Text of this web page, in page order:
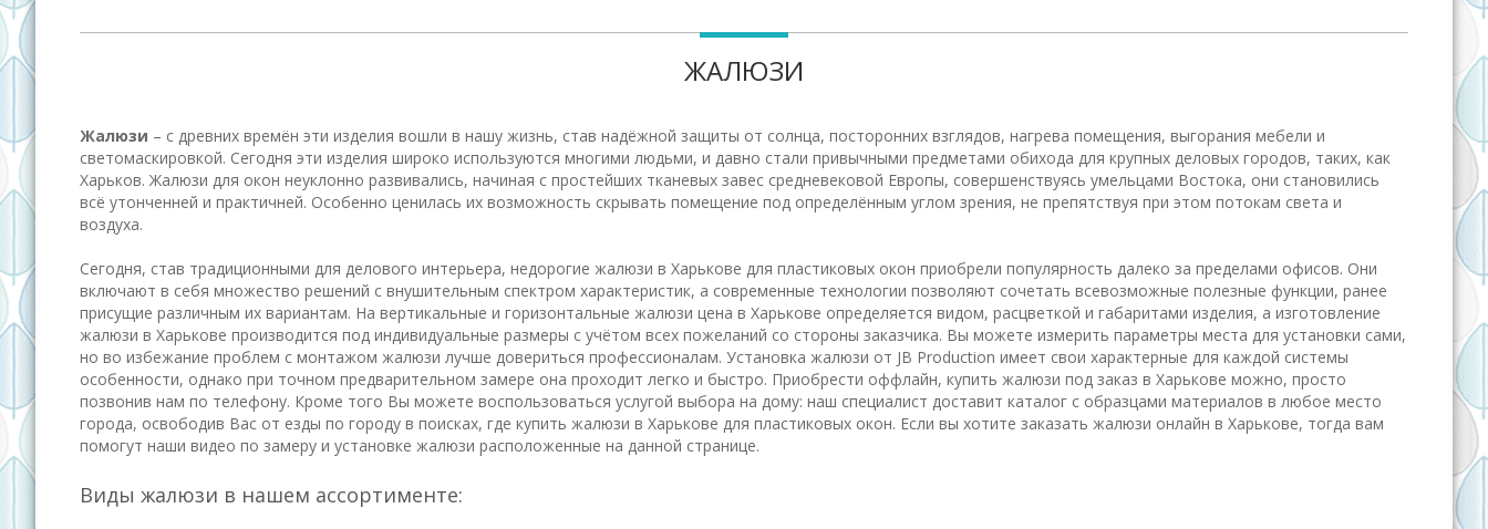
ЖАЛЮЗИ
Жалюзи – с древних времён эти изделия вошли в нашу жизнь, став надёжной защиты от солнца, посторонних взглядов, нагрева помещения, выгорания мебели и
светомаскировкой. Сегодня эти изделия широко используются многими людьми, и давно стали привычными предметами обихода для крупных деловых городов, таких, как
Харьков. Жалюзи для окон неуклонно развивались, начиная с простейших тканевых завес средневековой Европы, совершенствуясь умельцами Востока, они становились
всё утонченней и практичней. Особенно ценилась их возможность скрывать помещение под определённым углом зрения, не препятствуя при этом потокам света и
воздуха.
Сегодня, став традиционными для делового интерьера, недорогие жалюзи в Харькове для пластиковых окон приобрели популярность далеко за пределами офисов. Они
включают в себя множество решений с внушительным спектром характеристик, а современные технологии позволяют сочетать всевозможные полезные функции, ранее
присущие различным их вариантам. На вертикальные и горизонтальные жалюзи цена в Харькове определяется видом, расцветкой и габаритами изделия, а изготовление
жалюзи в Харькове производится под индивидуальные размеры с учётом всех пожеланий со стороны заказчика. Вы можете измерить параметры места для установки сами,
но во избежание проблем с монтажом жалюзи лучше довериться профессионалам. Установка жалюзи от JB Production имеет свои характерные для каждой системы
особенности, однако при точном предварительном замере она проходит легко и быстро. Приобрести оффлайн, купить жалюзи под заказ в Харькове можно, просто
позвонив нам по телефону. Кроме того Вы можете воспользоваться услугой выбора на дому: наш специалист доставит каталог с образцами материалов в любое место
города, освободив Вас от езды по городу в поисках, где купить жалюзи в Харькове для пластиковых окон. Если вы хотите заказать жалюзи онлайн в Харькове, тогда вам
помогут наши видео по замеру и установке жалюзи расположенные на данной странице.
Виды жалюзи в нашем ассортименте: